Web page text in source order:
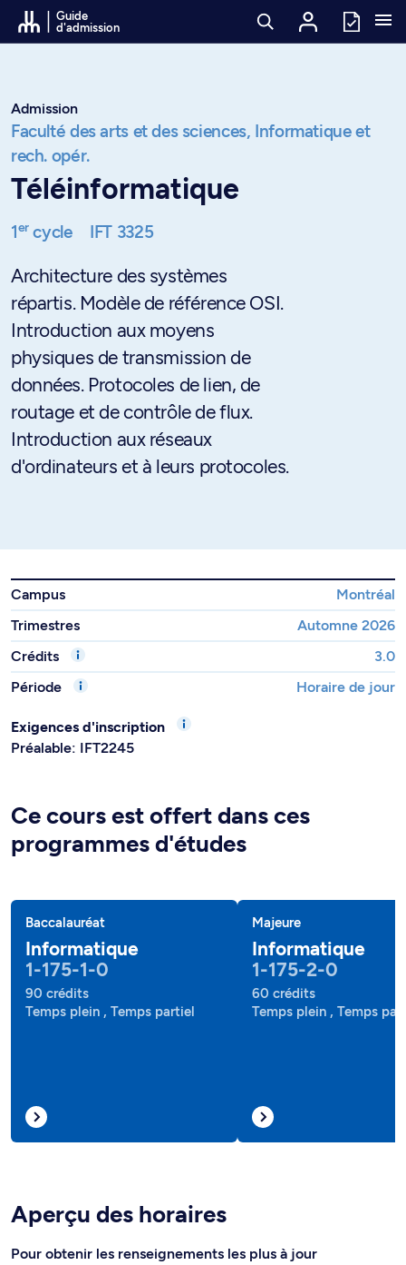
Passer au contenu
Guide
d'admission
Admission
Faculté des arts et des sciences, Informatique et
rech. opér.
Téléinformatique
1ercycle IFT 3325
Architecture des systèmes
répartis. Modèle de référence OSI.
Introduction aux moyens
physiques de transmission de
données. Protocoles de lien, de
routage et de contrôle de flux.
Introduction aux réseaux
d'ordinateurs et à leurs protocoles.
Campus
Montréal
Trimestres
Automne 2026
Crédits
3.0
Période
Horaire de jour
Exigences d'inscription
Préalable: IFT2245
Ce cours est offert dans ces
programmes d'études
Baccalauréat
Informatique
1-175-1-0
90 crédits
Temps plein , Temps partiel
Majeure
Informatique
1-175-2-0
60 crédits
Temps plein , Temps
Aperçu des horaires
Pour obtenir les renseignements les plus à jour